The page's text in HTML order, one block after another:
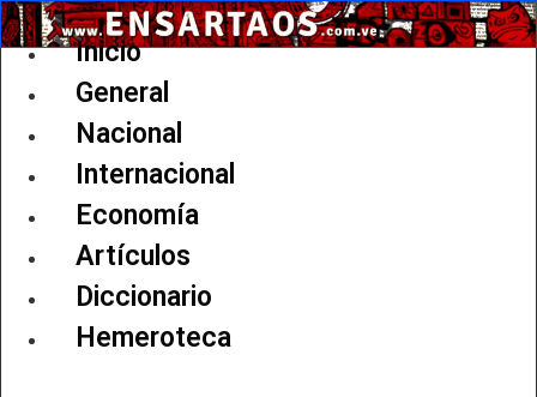
Ir
al
Inicio
General
Nacional
Internacional
Economía
Artículos
Diccionario
Hemeroteca